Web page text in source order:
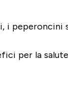
peperoncini
per la